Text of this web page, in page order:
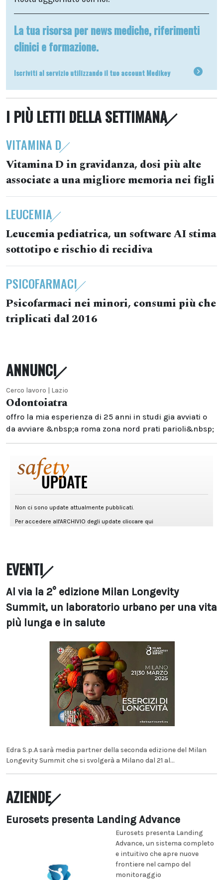
La tua risorsa per news mediche, riferimenti
clinici e formazione.
Iscriviti al servizio utilizzando il tuo account Medikey
I PIÙ LETTI DELLA SETTIMANA
VITAMINA D
Vitamina D in gravidanza, dosi più alte
associate a una migliore memoria nei figli
LEUCEMIA
Leucemia pediatrica, un software AI stima
sottotipo e rischio di recidiva
PSICOFARMACI
Psicofarmaci nei minori, consumi più che
triplicati dal 2016
ANNUNCI
Cerco lavoro | Lazio
Odontoiatra
offro la mia esperienza di 25 anni in studi gia avviati o
da avviare &nbsp;a roma zona nord prati parioli&nbsp;
EVENTI
Al via la 2° edizione Milan Longevity
Summit, un laboratorio urbano per una vita
più lunga e in salute
Edra S.p.A sarà media partner della seconda edizione del Milan
Longevity Summit che si svolgerà a Milano dal 21 al...
AZIENDE
Eurosets presenta Landing Advance
Eurosets presenta Landing
Advance, un sistema completo
e intuitivo che apre nuove
frontiere nel campo del
monitoraggio